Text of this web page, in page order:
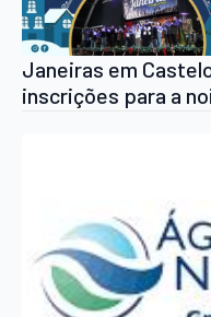
Janeiras em
inscrições para a